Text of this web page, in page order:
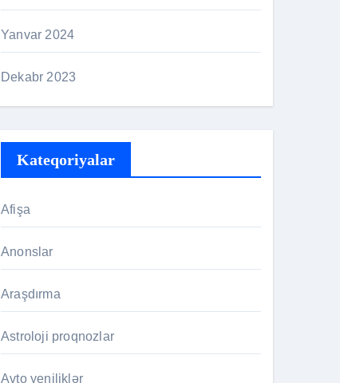
Yanvar 2024
Dekabr 2023
Kateqoriyalar
Afişa
Anonslar
Araşdırma
Astroloji proqnozlar
Avto yeniliklər